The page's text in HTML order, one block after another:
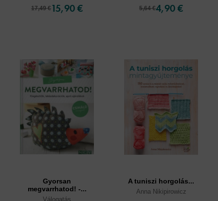
17,49 €15,90 € 5,64 €4,90 €
Gyorsan
megvarrhatod! -...
Válogatás
A tuniszi horgolás...
Anna Nikipirowicz